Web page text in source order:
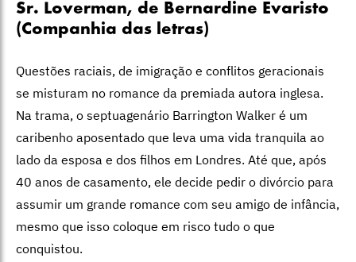
Sr. Loverman, de Bernardine Evaristo
(Companhia das letras)
Questões raciais, de imigração e conflitos geracionais
se misturam no romance da premiada autora inglesa.
Na trama, o septuagenário Barrington Walker é um
caribenho aposentado que leva uma vida tranquila ao
lado da esposa e dos filhos em Londres. Até que, após
40 anos de casamento, ele decide pedir o divórcio para
assumir um grande romance com seu amigo de infância,
mesmo que isso coloque em risco tudo o que
conquistou.